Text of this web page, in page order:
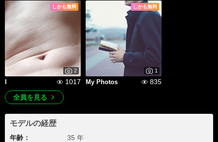
しかも無料
2
1017
しかも無料
1
My Photos
835
全員を見る
モデルの経歴
年齢： 35 年